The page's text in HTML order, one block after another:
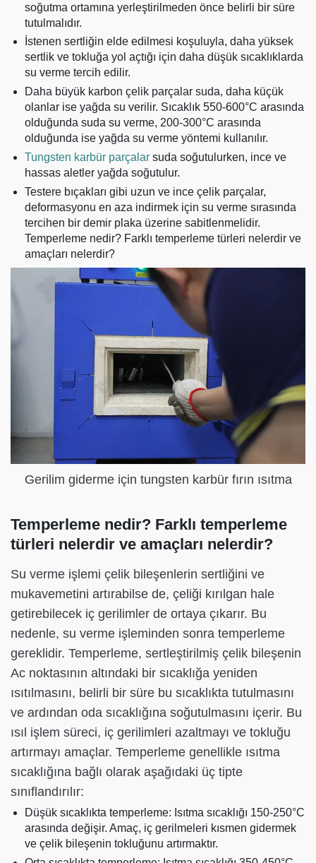
soğutma ortamına yerleştirilmeden önce belirli bir süre
tutulmalıdır.
İstenen sertliğin elde edilmesi koşuluyla, daha yüksek
sertlik ve tokluğa yol açtığı için daha düşük sıcaklıklarda
su verme tercih edilir.
Daha büyük karbon çelik parçalar suda, daha küçük
olanlar ise yağda su verilir. Sıcaklık 550-600°C arasında
olduğunda suda su verme, 200-300°C arasında
olduğunda ise yağda su verme yöntemi kullanılır.
Tungsten karbür parçalar suda soğutulurken, ince ve
hassas aletler yağda soğutulur.
Testere bıçakları gibi uzun ve ince çelik parçalar,
deformasyonu en aza indirmek için su verme sırasında
tercihen bir demir plaka üzerine sabitlenmelidir.
Temperleme nedir? Farklı temperleme türleri nelerdir ve
amaçları nelerdir?
Gerilim giderme için tungsten karbür fırın ısıtma
Temperleme nedir? Farklı temperleme
türleri nelerdir ve amaçları nelerdir?
Su verme işlemi çelik bileşenlerin sertliğini ve
mukavemetini artırabilse de, çeliği kırılgan hale
getirebilecek iç gerilimler de ortaya çıkarır. Bu
nedenle, su verme işleminden sonra temperleme
gereklidir. Temperleme, sertleştirilmiş çelik bileşenin
Ac noktasının altındaki bir sıcaklığa yeniden
ısıtılmasını, belirli bir süre bu sıcaklıkta tutulmasını
ve ardından oda sıcaklığına soğutulmasını içerir. Bu
ısıl işlem süreci, iç gerilimleri azaltmayı ve tokluğu
artırmayı amaçlar. Temperleme genellikle ısıtma
sıcaklığına bağlı olarak aşağıdaki üç tipte
sınıflandırılır:
Düşük sıcaklıkta temperleme: Isıtma sıcaklığı 150-250°C
arasında değişir. Amaç, iç gerilmeleri kısmen gidermek
ve çelik bileşenin tokluğunu artırmaktır.